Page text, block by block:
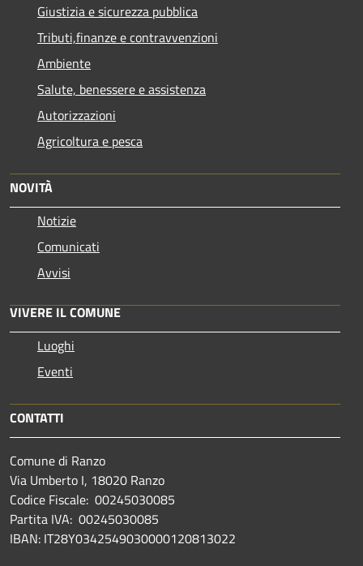
Giustizia e sicurezza pubblica
Tributi,finanze e contravvenzioni
Ambiente
Salute, benessere e assistenza
Autorizzazioni
Agricoltura e pesca
NOVITÀ
Notizie
Comunicati
Avvisi
VIVERE IL COMUNE
Luoghi
Eventi
CONTATTI
Comune di Ranzo
Via Umberto I, 18020 Ranzo
Codice Fiscale: 00245030085
Partita IVA: 00245030085
IBAN: IT28Y0342549030000120813022